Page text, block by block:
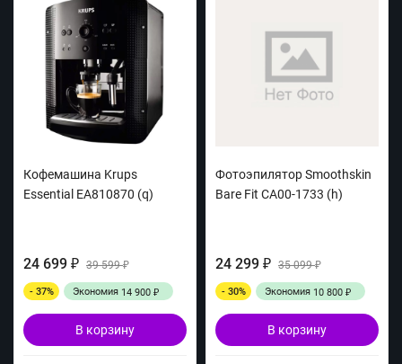
Кофемашина Krups
Essential EA810870 (q)
24 699 ₽ 39 599₽
- 37% Экономия 14 900 ₽
В корзину
Фотоэпилятор Smoothskin
Bare Fit CA00-1733 (h)
24 299 ₽ 35 099₽
- 30% Экономия 10 800 ₽
В корзину